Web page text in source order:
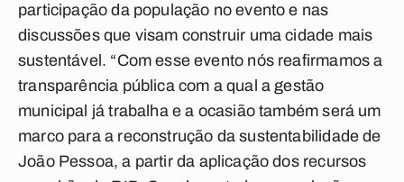
participação da população no evento e nas
discussões que visam construir uma cidade mais
sustentável. “Com esse evento nós reafirmamos a
transparência pública com a qual a gestão
municipal já trabalha e a ocasião também será um
marco para a reconstrução da sustentabilidade de
João Pessoa, a partir da aplicação dos recursos